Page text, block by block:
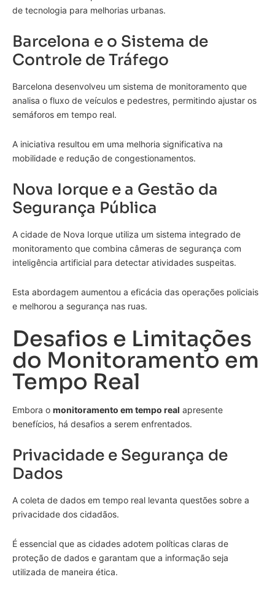
de tecnologia para melhorias urbanas.
Barcelona e o Sistema de
Controle de Tráfego
Barcelona desenvolveu um sistema de monitoramento que
analisa o fluxo de veículos e pedestres, permitindo ajustar os
semáforos em tempo real.
A iniciativa resultou em uma melhoria significativa na
mobilidade e redução de congestionamentos.
Nova Iorque e a Gestão da
Segurança Pública
A cidade de Nova Iorque utiliza um sistema integrado de
monitoramento que combina câmeras de segurança com
inteligência artificial para detectar atividades suspeitas.
Esta abordagem aumentou a eficácia das operações policiais
e melhorou a segurança nas ruas.
Desafios e Limitações
do Monitoramento em
Tempo Real
Embora o monitoramento em tempo real apresente
benefícios, há desafios a serem enfrentados.
Privacidade e Segurança de
Dados
A coleta de dados em tempo real levanta questões sobre a
privacidade dos cidadãos.
É essencial que as cidades adotem políticas claras de
proteção de dados e garantam que a informação seja
utilizada de maneira ética.